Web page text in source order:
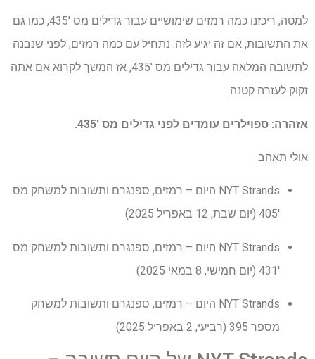
למטה, ריכזנו כמה רמזים שימושיים עבור גדילים מס '435, כמו גם
את התשובות, אם זה יגיע לזה. נתחיל עם כמה רמזים, לפני שנבנה
לתשובה המלאה עבור גדילים מס '435, אז המשך לקרוא אם אתה
זקוק לעזרה קטנה.
אזהרה: ספוילרים עומדים לפני גדילים מס '435.
אולי תאהב
NYT Strands היום – רמזים, ספנגרם ותשובות למשחק מס
'405 (יום שבת, 12 באפריל 2025)
NYT Strands היום – רמזים, ספנגרם ותשובות למשחק מס
'431 (יום חמישי, 8 במאי 2025)
NYT Strands היום – רמזים, ספנגרם ותשובות למשחק
מספר 395 (רביעי, 2 באפריל 2025)